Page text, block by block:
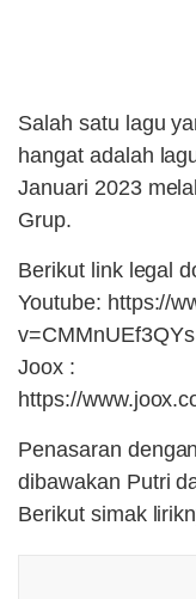
Salah satu lagu
hangat adalah
Januari 2023
Grup.
Berikut link legal
Youtube: https://
v=CMMnUEf3QYs
Joox :
https://
Penasaran
dibawakan Putri
Berikut simak